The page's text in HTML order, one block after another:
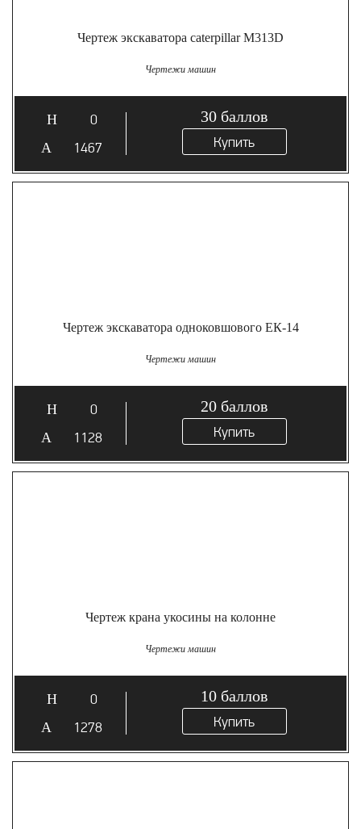
Чертеж экскаватора caterpillar M313D
Чертежи машин
0
1467
30 баллов
Купить
Чертеж экскаватора одноковшового ЕК-14
Чертежи машин
0
1128
20 баллов
Купить
Чертеж крана укосины на колонне
Чертежи машин
0
1278
10 баллов
Купить